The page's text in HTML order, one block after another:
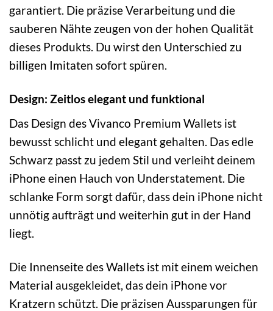
garantiert. Die präzise Verarbeitung und die
sauberen Nähte zeugen von der hohen Qualität
dieses Produkts. Du wirst den Unterschied zu
billigen Imitaten sofort spüren.
Design: Zeitlos elegant und funktional
Das Design des Vivanco Premium Wallets ist
bewusst schlicht und elegant gehalten. Das edle
Schwarz passt zu jedem Stil und verleiht deinem
iPhone einen Hauch von Understatement. Die
schlanke Form sorgt dafür, dass dein iPhone nicht
unnötig aufträgt und weiterhin gut in der Hand
liegt.
Die Innenseite des Wallets ist mit einem weichen
Material ausgekleidet, das dein iPhone vor
Kratzern schützt. Die präzisen Aussparungen für